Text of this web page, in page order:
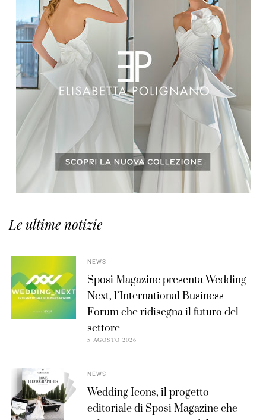
Le ultime notizie
NEWS
Sposi Magazine presenta Wedding
Next, l’International Business
Forum che ridisegna il futuro del
settore
5 AGOSTO 2026
NEWS
Wedding Icons, il progetto
editoriale di Sposi Magazine che